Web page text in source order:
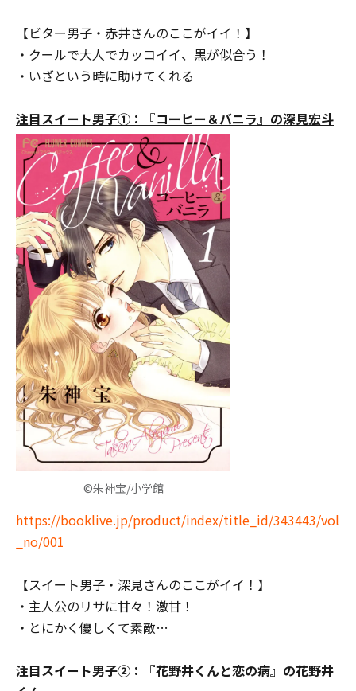
【ビター男子・赤井さんのここがイイ！】
・クールで大人でカッコイイ、黒が似合う！
・いざという時に助けてくれる
注目スイート男子①：『コーヒー＆バニラ』の深見宏斗
©朱神宝/小学館
https://booklive.jp/product/index/title_id/343443/vol
_no/001
【スイート男子・深見さんのここがイイ！】
・主人公のリサに甘々！激甘！
・とにかく優しくて素敵…
注目スイート男子②：『花野井くんと恋の病』の花野井